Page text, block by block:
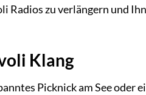
Radios zu verlängern und
Klang
Picknick am See oder